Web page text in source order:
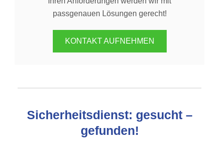
passgenauen Lösungen gerecht!
KONTAKT AUFNEHMEN
Sicherheitsdienst: gesucht –
gefunden!